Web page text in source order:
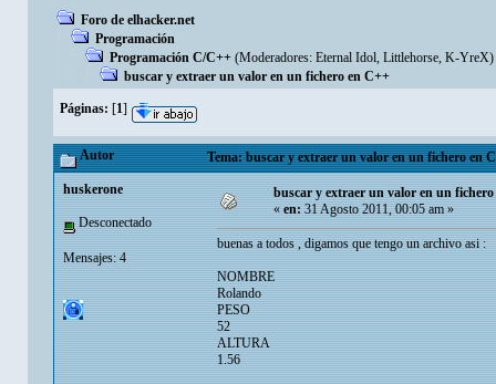
Foro de elhacker.net
Programación
Programación C/C++ (Moderadores: Eternal Idol, Littlehorse, K-YreX)
buscar y extraer un valor en un fichero en C++
Páginas: [1]
Autor Tema: buscar y extraer un valor en un fichero en
huskerone
Desconectado
Mensajes: 4
buscar y extraer un valor en un
«en:31 Agosto 2011, 00:05 am »
buenas a todos , digamos que tengo un archivo asi :
NOMBRE
Rolando
PESO
52
ALTURA
1.56